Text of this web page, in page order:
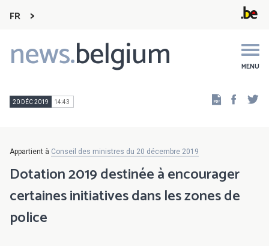
FR
news.belgium MENU
Main
navigation
20 DÉC 2019 14:43
Appartient à Conseil des ministres du 20 décembre 2019
Dotation 2019 destinée à encourager
certaines initiatives dans les zones de
police